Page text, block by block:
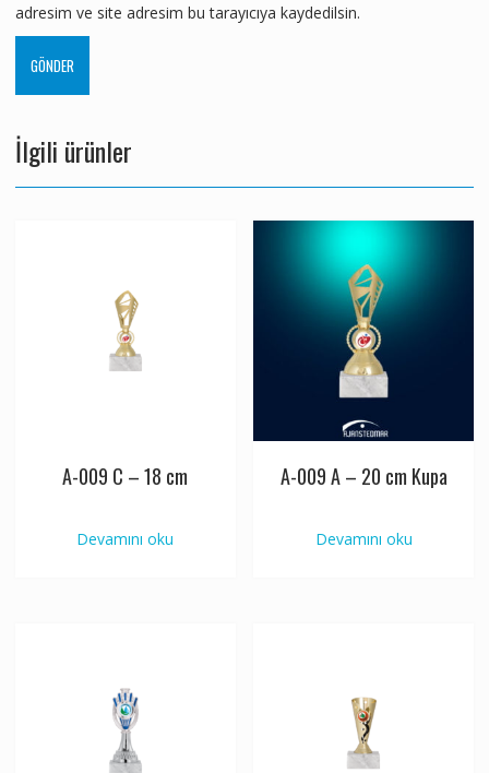
adresim ve site adresim bu tarayıcıya kaydedilsin.
İlgili ürünler
A-009 C – 18 cm
Devamını oku
A-009 A – 20 cm Kupa
Devamını oku